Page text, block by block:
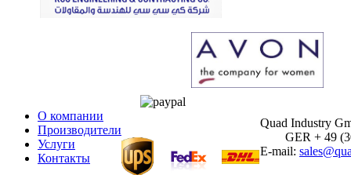
О компании
Производители
Услуги
Контакты
Quad Industry
GER + 49
E-mail: